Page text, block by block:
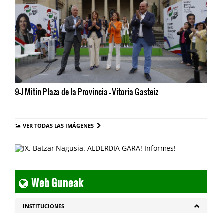
9-J Mitin Plaza de la Provincia - Vitoria Gasteiz
VER TODAS LAS IMÁGENES
Web Guneak
INSTITUCIONES